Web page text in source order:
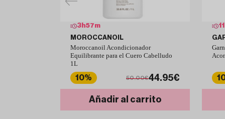
3 h57m
MOROCCANOIL
Moroccanoil Acondicionador
Equilibrante para el Cuero Cabelludo
1L
10% 50.00€44.95€
Añadir al carrito
11